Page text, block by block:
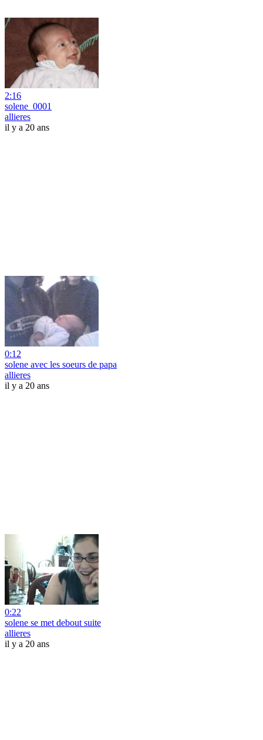
2:16
solene_0001
allieres
il y a 20 ans
0:12
solene avec les soeurs de papa
allieres
il y a 20 ans
0:22
solene se met debout suite
allieres
il y a 20 ans